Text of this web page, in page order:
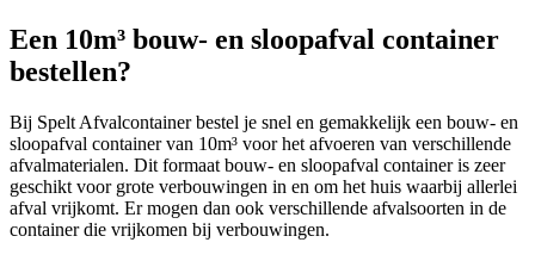
Een 10m³ bouw- en sloopafval container
bestellen?
Bij Spelt Afvalcontainer bestel je snel en gemakkelijk een bouw- en
sloopafval container van 10m³ voor het afvoeren van verschillende
afvalmaterialen. Dit formaat bouw- en sloopafval container is zeer
geschikt voor grote verbouwingen in en om het huis waarbij allerlei
afval vrijkomt. Er mogen dan ook verschillende afvalsoorten in de
container die vrijkomen bij verbouwingen.